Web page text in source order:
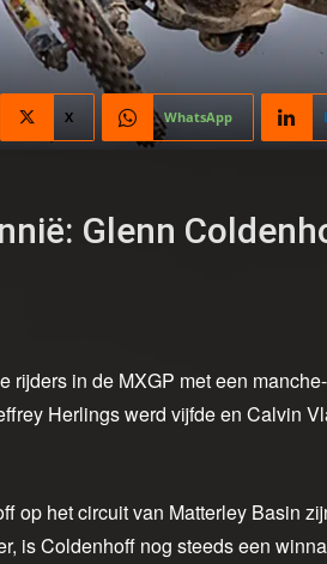
X WhatsApp
Glenn
rijders in de MXGP met een
Herlings werd vijfde en Calvin
op het circuit van Matterley Basin
is Coldenhoff nog steeds een